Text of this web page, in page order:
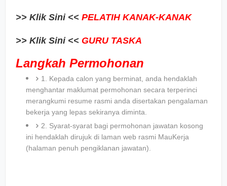
>> Klik Sini << PELATIH KANAK-KANAK
>> Klik Sini << GURU TASKA
Langkah Permohonan
1. Kepada calon yang berminat, anda hendaklah
menghantar maklumat permohonan secara terperinci
merangkumi resume rasmi anda disertakan pengalaman
bekerja yang lepas sekiranya diminta.
2. Syarat-syarat bagi permohonan jawatan kosong
ini hendaklah dirujuk di laman web rasmi MauKerja
(halaman penuh pengiklanan jawatan).